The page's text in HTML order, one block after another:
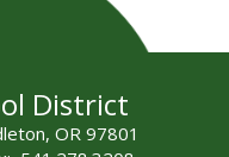
District
OR 97801